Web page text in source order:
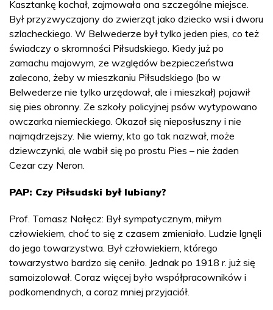
Kasztankę kochał, zajmowała ona szczególne miejsce.
Był przyzwyczajony do zwierząt jako dziecko wsi i dworu
szlacheckiego. W Belwederze był tylko jeden pies, co też
świadczy o skromności Piłsudskiego. Kiedy już po
zamachu majowym, ze względów bezpieczeństwa
zalecono, żeby w mieszkaniu Piłsudskiego (bo w
Belwederze nie tylko urzędował, ale i mieszkał) pojawił
się pies obronny. Ze szkoły policyjnej psów wytypowano
owczarka niemieckiego. Okazał się nieposłuszny i nie
najmądrzejszy. Nie wiemy, kto go tak nazwał, może
dziewczynki, ale wabił się po prostu Pies – nie żaden
Cezar czy Neron.
PAP: Czy Piłsudski był lubiany?
Prof. Tomasz Nałęcz: Był sympatycznym, miłym
człowiekiem, choć to się z czasem zmieniało. Ludzie lgnęli
do jego towarzystwa. Był człowiekiem, którego
towarzystwo bardzo się ceniło. Jednak po 1918 r. już się
samoizolował. Coraz więcej było współpracowników i
podkomendnych, a coraz mniej przyjaciół.